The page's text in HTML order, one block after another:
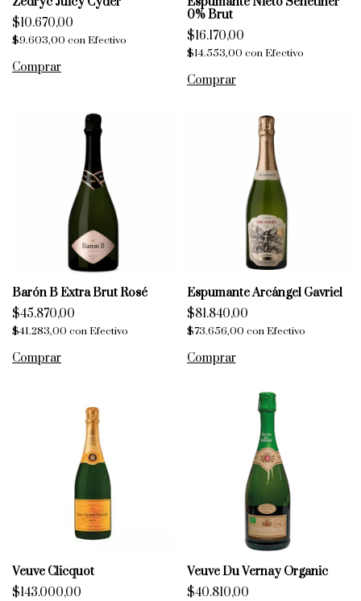
$10.670,00
$9.603,00 conEfectivo
0% Brut
$16.170,00
$14.553,00 con Efectivo
Barón B Extra Brut Rosé
$45.870,00
$41.283,00 conEfectivo
Espumante Arcángel Gavriel
$81.840,00
$73.656,00 con Efectivo
Veuve Clicquot
$143.000,00
Veuve Du Vernay Organic
$40.810,00